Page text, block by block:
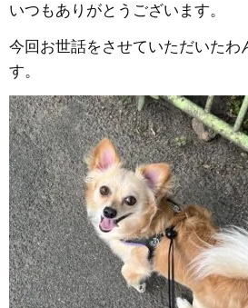
いつもありがとうございます。
今回お世話をさせていただいたわ
す。